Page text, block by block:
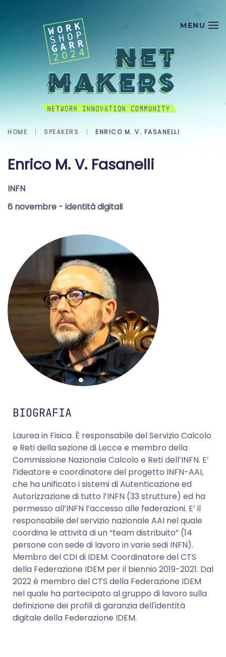
Skip to main content
HOME SPEAKERS ENRICO M. V. FASANELLI
Enrico M. V. Fasanelli
INFN
6 novembre - identità digitali
BIOGRAFIA
Laurea in Fisica. È responsabile del Servizio Calcolo
e Reti della sezione di Lecce e membro della
Commissione Nazionale Calcolo e Reti dell’INFN. E’
l’ideatore e coordinatore del progetto INFN-AAI,
che ha unificato i sistemi di Autenticazione ed
Autorizzazione di tutto l’INFN (33 strutture) ed ha
permesso all’INFN l’accesso alle federazioni. E’ il
responsabile del servizio nazionale AAI nel quale
coordina le attività di un “team distribuito” (14
persone con sede di lavoro in varie sedi INFN).
Membro del CDI di IDEM. Coordinatore del CTS
della Federazione IDEM per il biennio 2019-2021. Dal
2022 è membro del CTS della Federazione IDEM
nel quale ha partecipato al gruppo di lavoro sulla
definizione dei profili di garanzia dell'identità
digitale della Federazione IDEM.